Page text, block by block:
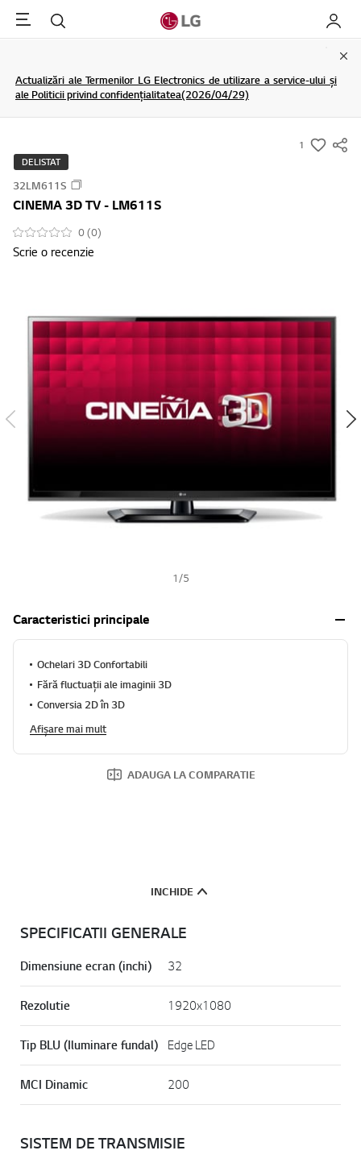
Menu Cautare My LG
Actualizări ale Termenilor LG Electronics de utilizare a service-ului și
ale Politicii privind confidențialitatea(2026/04/29)
1
s
i
s
h
DELISTAT
32LM611S
CINEMA 3D TV - LM611S
0 (0)
Scrie o recenzie
1 /5
Caracteristici principale
Ochelari 3D Confortabili
Fără fluctuaţii ale imaginii 3D
Conversia 2D în 3D
Afișare mai mult
ADAUGA LA COMPARATIE
INCHIDE
SPECIFICATII GENERALE
Dimensiune ecran (inchi) 32
Rezolutie 1920x1080
Tip BLU (Iluminare fundal) Edge LED
MCI Dinamic 200
SISTEM DE TRANSMISIE